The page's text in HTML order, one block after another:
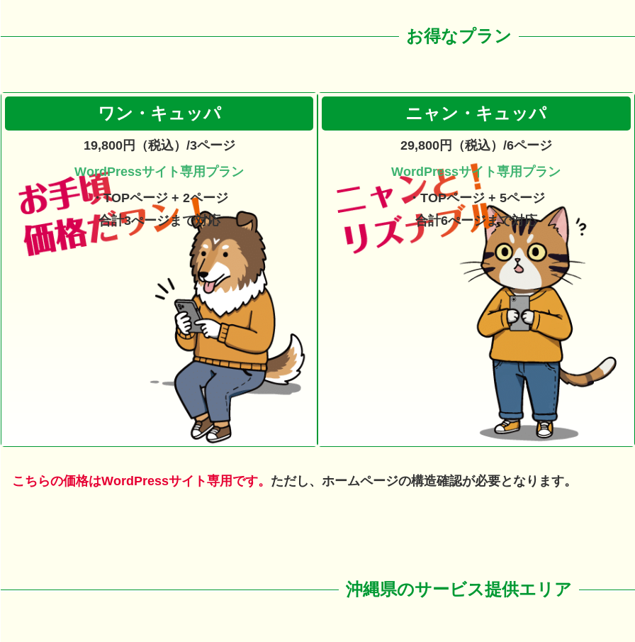
お得なプラン
ワン・キュッパ
19,800円（税込）/3ページ
WordPressサイト専用プラン
・TOPページ + 2ページ
合計3ぺージまで対応
ニャン・キュッパ
29,800円（税込）/6ページ
WordPressサイト専用プラン
・TOPページ + 5ページ
合計6ぺージまで対応
こちらの価格はWordPressサイト専用です。 ただし、ホームページの構造確認が必要となります。
沖縄県のサービス提供エリア